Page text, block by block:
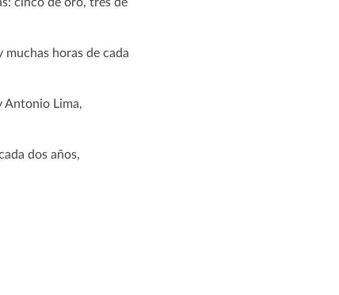
horas de cada
Antonio Lima,
dos años,